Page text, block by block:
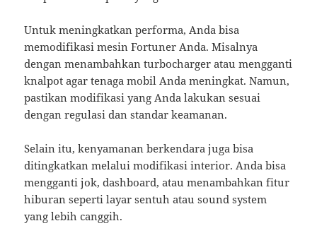
Untuk meningkatkan performa, Anda bisa
memodifikasi mesin Fortuner Anda. Misalnya
dengan menambahkan turbocharger atau mengganti
knalpot agar tenaga mobil Anda meningkat. Namun,
pastikan modifikasi yang Anda lakukan sesuai
dengan regulasi dan standar keamanan.
Selain itu, kenyamanan berkendara juga bisa
ditingkatkan melalui modifikasi interior. Anda bisa
mengganti jok, dashboard, atau menambahkan fitur
hiburan seperti layar sentuh atau sound system
yang lebih canggih.